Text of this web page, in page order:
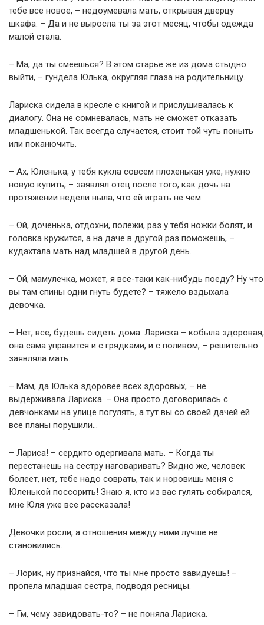
тебе все новое, – недоумевала мать, открывая дверцу
шкафа. – Да и не выросла ты за этот месяц, чтобы одежда
малой стала.
– Ма, да ты смеешься? В этом старье же из дома стыдно
выйти, – гундела Юлька, округляя глаза на родительницу.
Лариска сидела в кресле с книгой и прислушивалась к
диалогу. Она не сомневалась, мать не сможет отказать
младшенькой. Так всегда случается, стоит той чуть поныть
или поканючить.
– Ах, Юленька, у тебя кукла совсем плохенькая уже, нужно
новую купить, – заявлял отец после того, как дочь на
протяжении недели ныла, что ей играть не чем.
– Ой, доченька, отдохни, полежи, раз у тебя ножки болят, и
головка кружится, а на даче в другой раз поможешь, –
кудахтала мать над младшей в другой день.
– Ой, мамулечка, может, я все-таки как-нибудь поеду? Ну что
вы там спины одни гнуть будете? – тяжело вздыхала
девочка.
– Нет, все, будешь сидеть дома. Лариска – кобыла здоровая,
она сама управится и с грядками, и с поливом, – решительно
заявляла мать.
– Мам, да Юлька здоровее всех здоровых, – не
выдерживала Лариска. – Она просто договорилась с
девчонками на улице погулять, а тут вы со своей дачей ей
все планы порушили…
– Лариса! – сердито одергивала мать. – Когда ты
перестанешь на сестру наговаривать? Видно же, человек
болеет, нет, тебе надо соврать, так и норовишь меня с
Юленькой поссорить! Знаю я, кто из вас гулять собирался,
мне Юля уже все рассказала!
Девочки росли, а отношения между ними лучше не
становились.
– Лорик, ну признайся, что ты мне просто завидуешь! –
пропела младшая сестра, подводя ресницы.
– Гм, чему завидовать-то? – не поняла Лариска.